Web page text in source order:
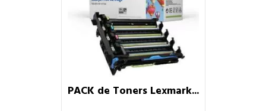
PACK de Toners Lexmark...